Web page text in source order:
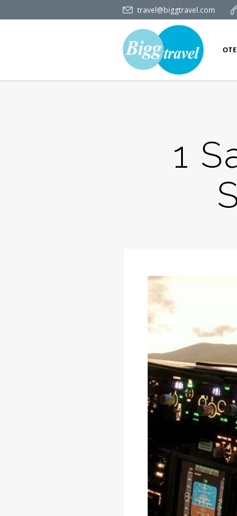
travel@biggtravel.com
1